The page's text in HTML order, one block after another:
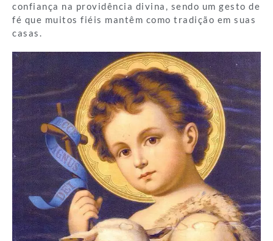
confiança na providência divina, sendo um gesto de
fé que muitos fiéis mantêm como tradição em suas
casas.